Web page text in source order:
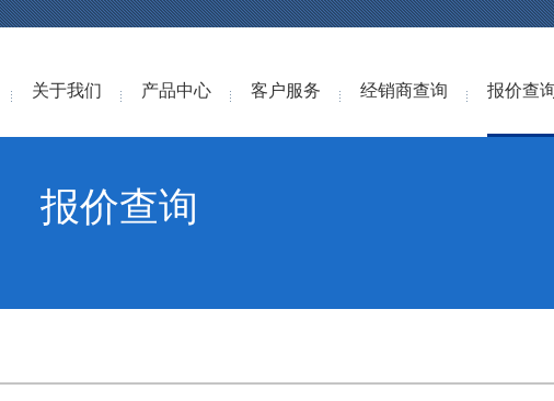
关于我们 产品中心 客户服务 经销商查询 报价查
报价查询